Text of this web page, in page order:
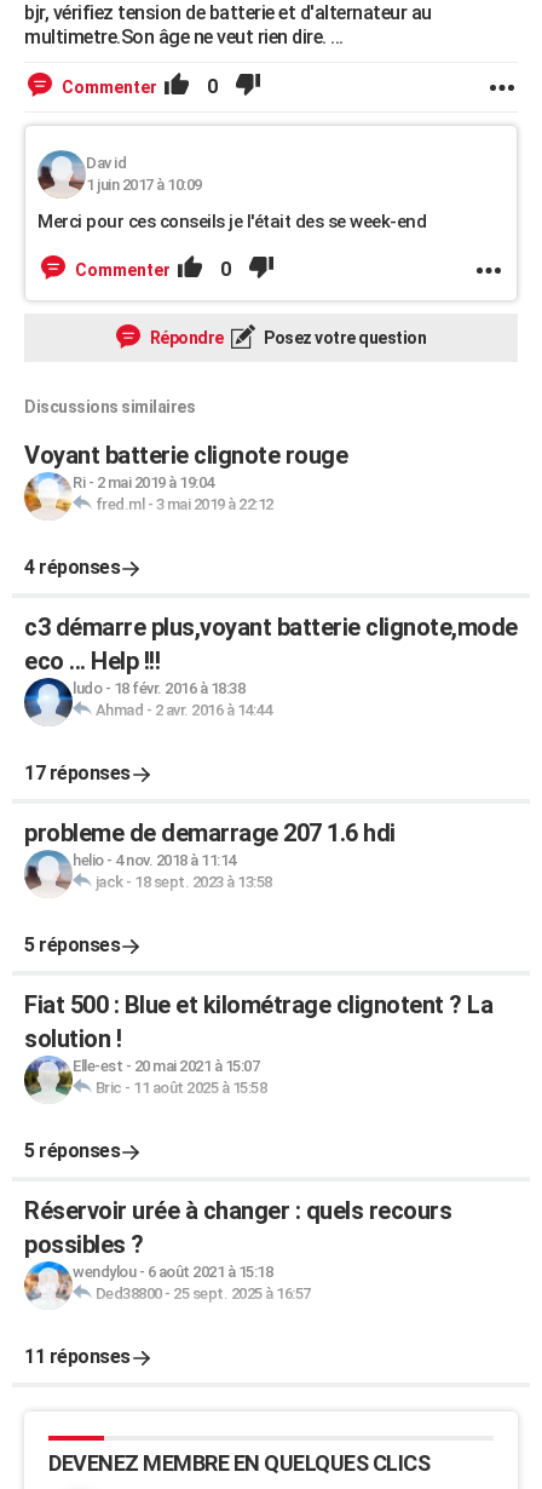
bjr, vérifiez tension de batterie et d'alternateur au
multimetre.Son âge ne veut rien dire. ...
Commenter 0
Dav id
1 juin 2017 à 10:09
Merci pour ces conseils je l'était des se week-end
Commenter 0
Répondre Posez votre question
Discussions similaires
Voyant batterie clignote rouge
Ri- 2 mai 2019 à 19:04
fred.ml - 3 mai 2019 à 22:12
4 réponses
c3 démarre plus,voyant batterie clignote,mode
eco ... Help !!!
ludo- 18 févr. 2016 à 18:38
Ahmad - 2 avr. 2016 à 14:44
17 réponses
probleme de demarrage 207 1.6 hdi
helio- 4 nov. 2018 à 11:14
jack- 18 sept. 2023 à 13:58
5 réponses
Fiat 500 : Blue et kilométrage clignotent ? La
solution !
Elle-est - 20 mai 2021 à 15:07
Bric - 11 août 2025 à 15:58
5 réponses
Réservoir urée à changer : quels recours
possibles ?
wendylou- 6 août 2021 à 15:18
Ded38800- 25 sept. 2025 à 16:57
11 réponses
DEVENEZ MEMBRE EN QUELQUES CLICS